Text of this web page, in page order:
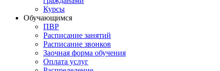
Курсы
Обучающимся
ПВР
Расписание занятий
Расписание звонков
Заочная форма обучения
Оплата услуг